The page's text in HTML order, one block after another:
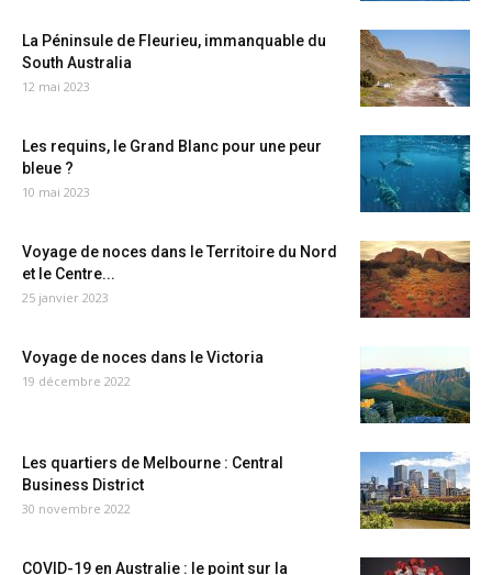
La Péninsule de Fleurieu, immanquable du
South Australia
12 mai 2023
Les requins, le Grand Blanc pour une peur
bleue ?
10 mai 2023
Voyage de noces dans le Territoire du Nord
et le Centre...
25 janvier 2023
Voyage de noces dans le Victoria
19 décembre 2022
Les quartiers de Melbourne : Central
Business District
30 novembre 2022
COVID-19 en Australie : le point sur la